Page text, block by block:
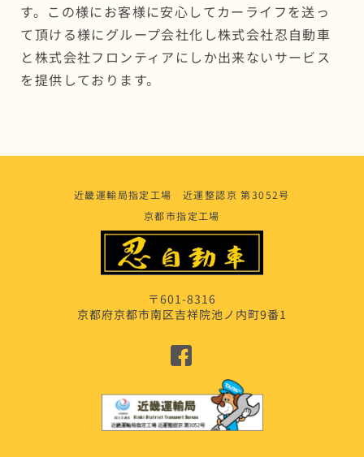
す。この様にお客様に安心してカーライフを送っ
て頂ける様にグループ会社化し株式会社忍自動車
と株式会社フロンティアにしか出来ないサービス
を提供しております。
近畿運輸局指定工場 近運整認京 第3052号
京都市指定工場
〒601-8316
京都府京都市南区吉祥院池ノ内町9番1